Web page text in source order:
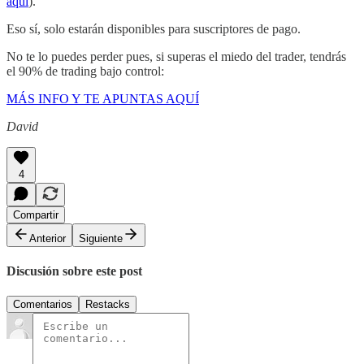
Eso sí, solo estarán disponibles para suscriptores de pago.
No te lo puedes perder pues, si superas el miedo del trader, tendrás
el 90% de trading bajo control:
MÁS INFO Y TE APUNTAS AQUÍ
David
4
Compartir
Anterior
Siguiente
Discusión sobre este post
Comentarios Restacks